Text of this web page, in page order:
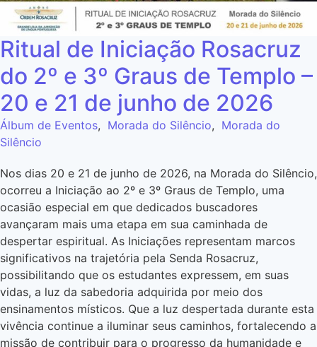
Ritual de Iniciação Rosacruz
do 2º e 3º Graus de Templo –
20 e 21 de junho de 2026
Álbum de Eventos, Morada do Silêncio, Morada do
Silêncio
Nos dias 20 e 21 de junho de 2026, na Morada do Silêncio,
ocorreu a Iniciação ao 2º e 3º Graus de Templo, uma
ocasião especial em que dedicados buscadores
avançaram mais uma etapa em sua caminhada de
despertar espiritual. As Iniciações representam marcos
significativos na trajetória pela Senda Rosacruz,
possibilitando que os estudantes expressem, em suas
vidas, a luz da sabedoria adquirida por meio dos
ensinamentos místicos. Que a luz despertada durante esta
vivência continue a iluminar seus caminhos, fortalecendo a
missão de contribuir para o progresso da humanidade e